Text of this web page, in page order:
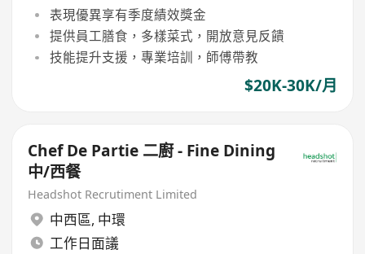
表現優異享有季度績效獎金
提供員工膳食，多樣菜式，開放意見反饋
技能提升支援，專業培訓，師傅帶教
$20K-30K/月
Chef De Partie 二廚 - Fine Dining
中/西餐
Headshot Recrutiment Limited
中西區, 中環
工作日面議